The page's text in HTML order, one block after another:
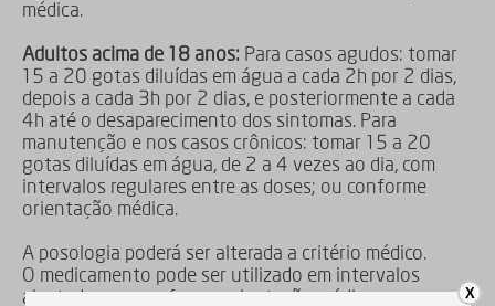
médica.
Adultos acima de 18 anos: Para casos agudos: tomar
15 a 20 gotas diluídas em água a cada 2h por 2 dias,
depois a cada 3h por 2 dias, e posteriormente a cada
4h até o desaparecimento dos sintomas. Para
manutenção e nos casos crônicos: tomar 15 a 20
gotas diluídas em água, de 2 a 4 vezes ao dia, com
intervalos regulares entre as doses; ou conforme
orientação médica.
A posologia poderá ser alterada a critério médico.
O medicamento pode ser utilizado em intervalos
ajustados, ou conforme orientação médica.
X